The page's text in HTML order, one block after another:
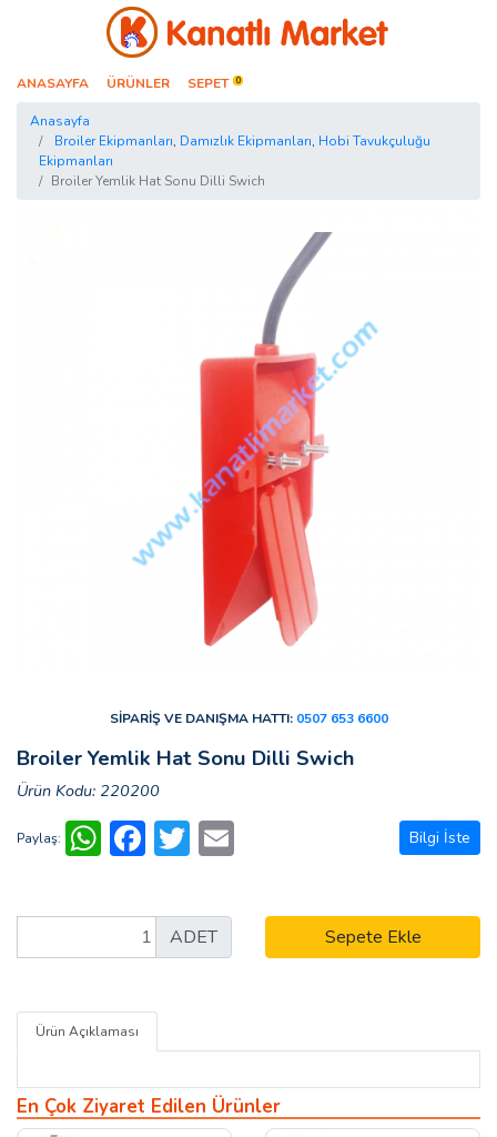
Kanatlı Market
ANASAYFA ÜRÜNLER SEPET 0
Anasayfa
Broiler Ekipmanları, Damızlık Ekipmanları, Hobi Tavukçuluğu
Ekipmanları
Broiler Yemlik Hat Sonu Dilli Swich
SİPARİŞ VE DANIŞMA HATTI: 0507 653 6600
Broiler Yemlik Hat Sonu Dilli Swich
Ürün Kodu: 220200
Paylaş: WhatsApp
Facebook
Twitter Bilgi İste
ADET Sepete Ekle
Ürün Açıklaması
En Çok Ziyaret Edilen Ürünler